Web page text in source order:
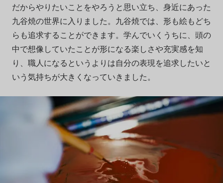
だからやりたいことをやろうと思い立ち、身近にあった
九谷焼の世界に入りました。九谷焼では、形も絵もどち
らも追求することができます。学んでいくうちに、頭の
中で想像していたことが形になる楽しさや充実感を知
り、職人になるというよりは自分の表現を追求したいと
いう気持ちが大きくなっていきました。